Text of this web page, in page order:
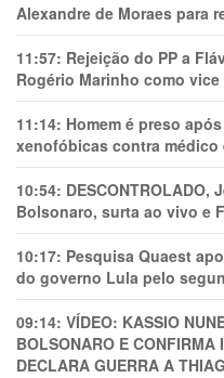
Alexandre de Moraes para
11:57: Rejeição do PP a
Rogério Marinho como vice
11:14: Homem é preso
xenofóbicas contra médico
10:54:
Bolsonaro, surta ao vivo e
10:17: Pesquisa Quaest
do governo Lula pelo
09:14: VÍDEO: KASSIO
BOLSONARO E
DECLARA GUERRA A